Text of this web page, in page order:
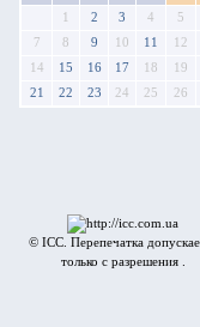
1
2 3 4 5
7
8 9 10 11 12
14
15 16 17 18 19
21
22 23 24 25 26
© ICC. Перепечатка
только с разрешения .